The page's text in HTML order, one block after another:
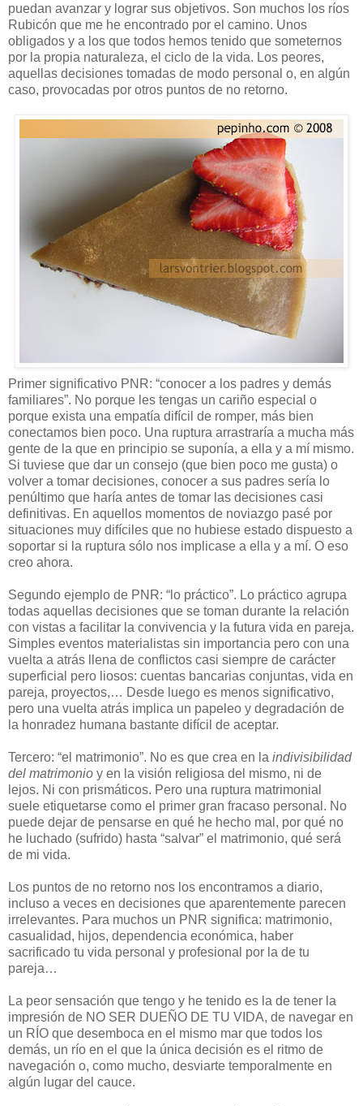
puedan avanzar y lograr sus objetivos. Son muchos los ríos
Rubicón que me he encontrado por el camino. Unos
obligados y a los que todos hemos tenido que someternos
por la propia naturaleza, el ciclo de la vida. Los peores,
aquellas decisiones tomadas de modo personal o, en algún
caso, provocadas por otros puntos de no retorno.
Primer significativo PNR: “conocer a los padres y demás
familiares”. No porque les tengas un cariño especial o
porque exista una empatía difícil de romper, más bien
conectamos bien poco. Una ruptura arrastraría a mucha más
gente de la que en principio se suponía, a ella y a mí mismo.
Si tuviese que dar un consejo (que bien poco me gusta) o
volver a tomar decisiones, conocer a sus padres sería lo
penúltimo que haría antes de tomar las decisiones casi
definitivas. En aquellos momentos de noviazgo pasé por
situaciones muy difíciles que no hubiese estado dispuesto a
soportar si la ruptura sólo nos implicase a ella y a mí. O eso
creo ahora.
Segundo ejemplo de PNR: “lo práctico”. Lo práctico agrupa
todas aquellas decisiones que se toman durante la relación
con vistas a facilitar la convivencia y la futura vida en pareja.
Simples eventos materialistas sin importancia pero con una
vuelta a atrás llena de conflictos casi siempre de carácter
superficial pero liosos: cuentas bancarias conjuntas, vida en
pareja, proyectos,… Desde luego es menos significativo,
pero una vuelta atrás implica un papeleo y degradación de
la honradez humana bastante difícil de aceptar.
Tercero: “el matrimonio”. No es que crea en la indivisibilidad
del matrimonio y en la visión religiosa del mismo, ni de
lejos. Ni con prismáticos. Pero una ruptura matrimonial
suele etiquetarse como el primer gran fracaso personal. No
puede dejar de pensarse en qué he hecho mal, por qué no
he luchado (sufrido) hasta “salvar” el matrimonio, qué será
de mi vida.
Los puntos de no retorno nos los encontramos a diario,
incluso a veces en decisiones que aparentemente parecen
irrelevantes. Para muchos un PNR significa: matrimonio,
casualidad, hijos, dependencia económica, haber
sacrificado tu vida personal y profesional por la de tu
pareja…
La peor sensación que tengo y he tenido es la de tener la
impresión de NO SER DUEÑO DE TU VIDA, de navegar en
un RÍO que desemboca en el mismo mar que todos los
demás, un río en el que la única decisión es el ritmo de
navegación o, como mucho, desviarte temporalmente en
algún lugar del cauce.